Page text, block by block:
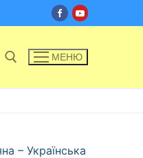
МЕНЮ
– Українська